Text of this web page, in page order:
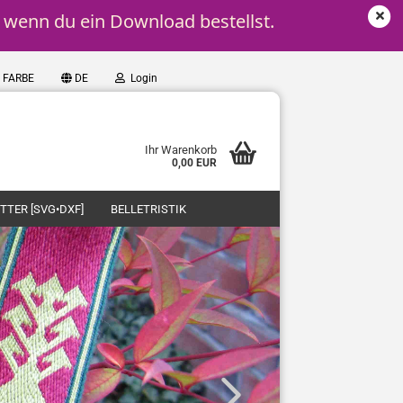
DE Login
Ihr Warenkorb
0,00 EUR
wenn du ein Download bestellst.
[SVG•DXF] BELLETRISTIK